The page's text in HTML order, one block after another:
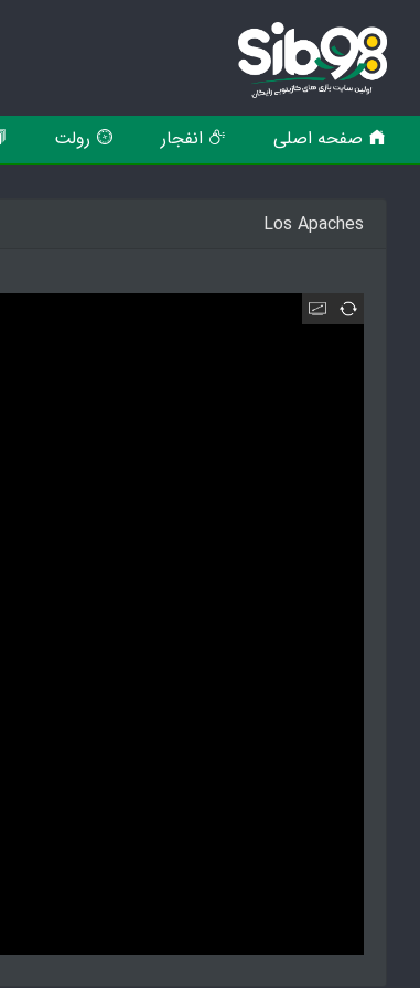
صفحه اصلی انفجار رولت
Los Apaches